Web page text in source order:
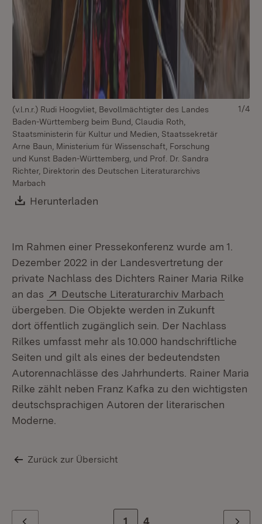
(v.l.n.r.) Rudi Hoogvliet, Bevollmächtigter des Landes
Baden-Württemberg beim Bund, Claudia Roth,
Staatsministerin für Kultur und Medien, Staatssekretär
Arne Baun, Ministerium für Wissenschaft, Forschung
und Kunst Baden-Württemberg, und Prof. Dr. Sandra
Richter, Direktorin des Deutschen Literaturarchivs
Marbach
Download:
Herunterladen
1/4
Im Rahmen einer Pressekonferenz wurde am 1.
Dezember 2022 in der Landesvertretung der
private Nachlass des Dichters Rainer Maria Rilke
an das
Extern:
Deutsche Literaturarchiv Marbach
übergeben. Die Objekte werden in Zukunft
dort öffentlich zugänglich sein. Der Nachlass
Rilkes umfasst mehr als 10.000 handschriftliche
Seiten und gilt als eines der bedeutendsten
Autorennachlässe des Jahrhunderts. Rainer Maria
Rilke zählt neben Franz Kafka zu den wichtigsten
deutschsprachigen Autoren der literarischen
Moderne.
Zurück zur Übersicht
Zur Seite
1 Zur letzten Seite
4